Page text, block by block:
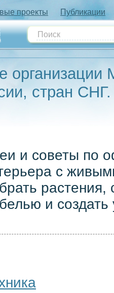
проекты Публикации
организации
стран
и советы по
с
растения,
и